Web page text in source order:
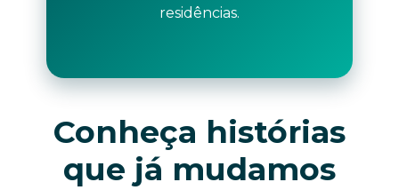
residências.
Conheça histórias
que já mudamos